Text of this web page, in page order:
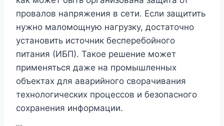
провалов напряжения в сети. Если защитить
нужно маломощную нагрузку, достаточно
установить источник бесперебойного
питания (ИБП). Такое решение может
применяться даже на промышленных
объектах для аварийного сворачивания
технологических процессов и безопасного
сохранения информации.